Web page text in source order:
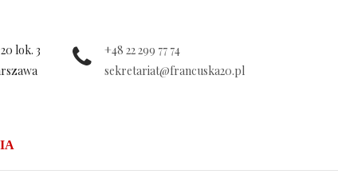
lok. 3
+48 22 299 77 74
sekretariat@francuska20.pl